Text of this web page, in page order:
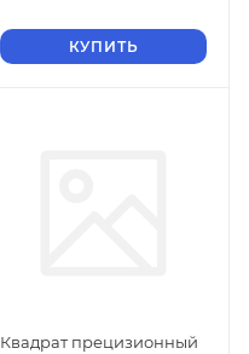
КУПИТЬ
Квадрат прецизионный